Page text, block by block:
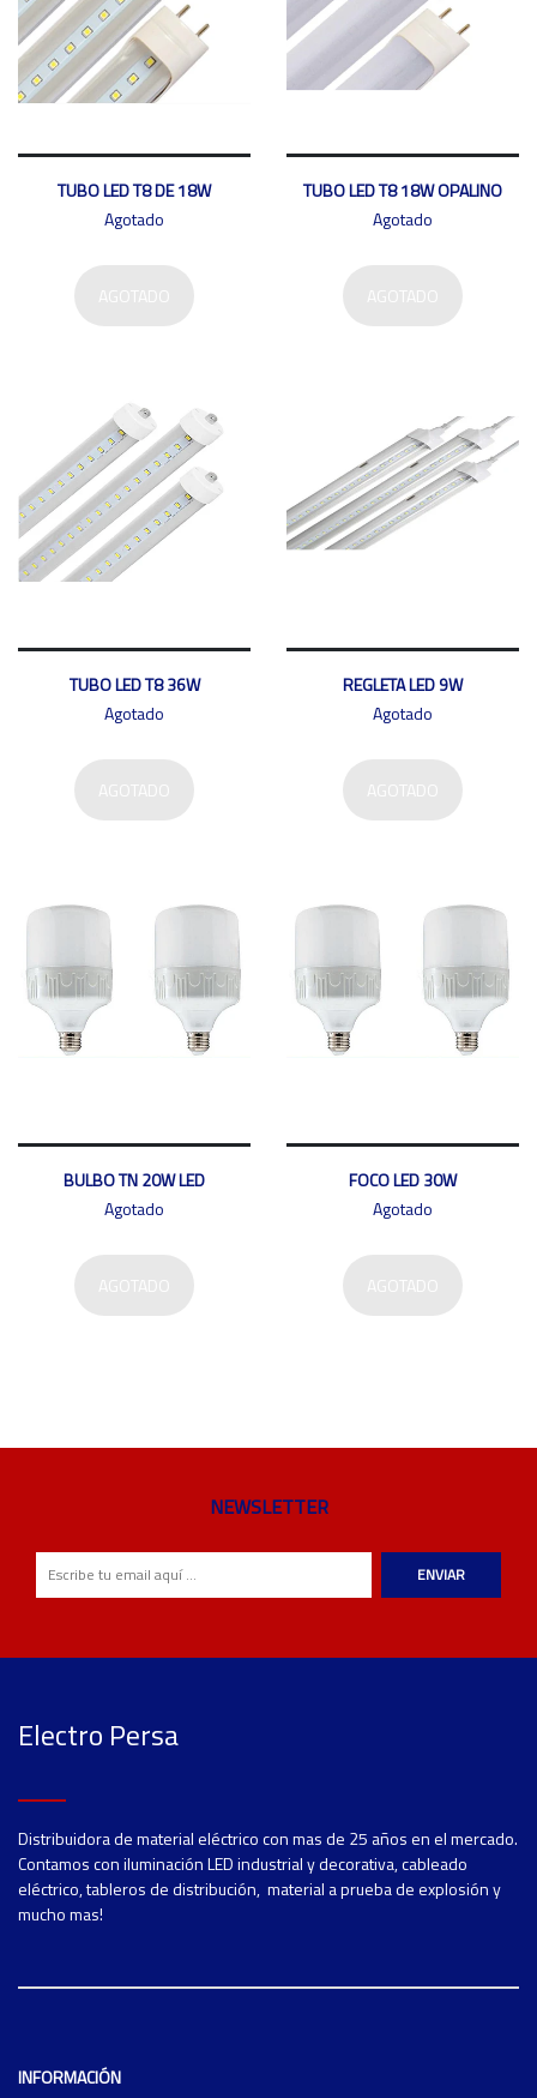
TUBO LED T8 DE 18W
Agotado
TUBO LED T8 18W OPALINO
Agotado
TUBO LED T8 36W
Agotado
REGLETA LED 9W
Agotado
BULBO TN 20W LED
Agotado
FOCO LED 30W
Agotado
NEWSLETTER
ENVIAR
Electro Persa
Distribuidora de material eléctrico con mas de 25 años en el mercado.
Contamos con iluminación LED industrial y decorativa, cableado
eléctrico, tableros de distribución, material a prueba de explosión y
mucho mas!
INFORMACIÓN